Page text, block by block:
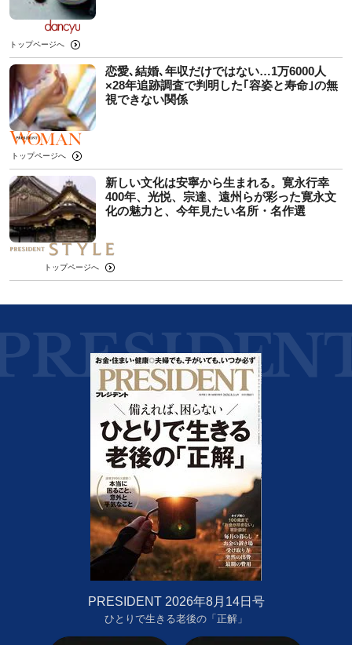
トップページへ
恋愛､結婚､年収だけではない…1万6000人
×28年追跡調査で判明した｢容姿と寿命｣の無
視できない関係
トップページへ
新しい文化は安寧から生まれる。寛永行幸
400年、光悦、宗達、遠州らが彩った寛永文
化の魅力と、今年見たい名所・名作選
トップページへ
PRESIDENT 2026年8月14日号
ひとりで生きる老後の「正解」